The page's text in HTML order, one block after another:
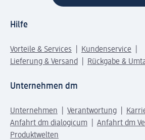
Hilfe
Vorteile & Services
Kundenservice
Lieferung & Versand
Rückgabe &
Unternehmen dm
Unternehmen Verantwortung
Anfahrt dm dialogicum
Anfahrt dm
Produktwelten